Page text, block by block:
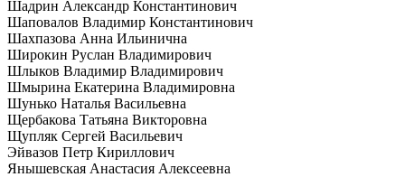
Шадрин Александр Константинович
Шаповалов Владимир Константинович
Шахпазова Анна Ильинична
Широкин Руслан Владимирович
Шлыков Владимир Владимирович
Шмырина Екатерина Владимировна
Шунько Наталья Васильевна
Щербакова Татьяна Викторовна
Щупляк Сергей Васильевич
Эйвазов Петр Кириллович
Янышевская Анастасия Алексеевна